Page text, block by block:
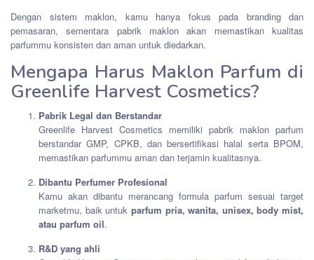
Dengan sistem maklon, kamu hanya fokus pada branding dan
pemasaran, sementara pabrik maklon akan memastikan kualitas
parfummu konsisten dan aman untuk diedarkan.
Mengapa Harus Maklon Parfum di
Greenlife Harvest Cosmetics?
Pabrik Legal dan Berstandar
Greenlife Harvest Cosmetics memiliki pabrik maklon parfum
berstandar GMP, CPKB, dan bersertifikasi halal serta BPOM,
memastikan parfummu aman dan terjamin kualitasnya.
Dibantu Perfumer Profesional
Kamu akan dibantu merancang formula parfum sesuai target
marketmu, baik untuk parfum pria, wanita, unisex, body mist,
atau parfum oil.
R&D yang ahli